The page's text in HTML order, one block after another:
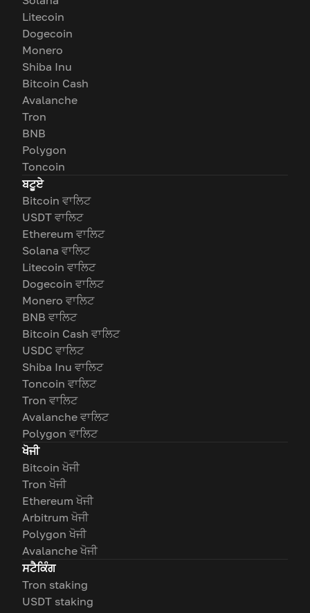
Litecoin
Dogecoin
Monero
Shiba Inu
Bitcoin Cash
Avalanche
Tron
BNB
Polygon
Toncoin
ਬਟੂਏ
Bitcoin ਵਾਲਿਟ
USDT ਵਾਲਿਟ
Ethereum ਵਾਲਿਟ
Solana ਵਾਲਿਟ
Litecoin ਵਾਲਿਟ
Dogecoin ਵਾਲਿਟ
Monero ਵਾਲਿਟ
BNB ਵਾਲਿਟ
Bitcoin Cash ਵਾਲਿਟ
USDC ਵਾਲਿਟ
Shiba Inu ਵਾਲਿਟ
Toncoin ਵਾਲਿਟ
Tron ਵਾਲਿਟ
Avalanche ਵਾਲਿਟ
Polygon ਵਾਲਿਟ
ਖੋਜੀ
Bitcoin ਖੋਜੀ
Tron ਖੋਜੀ
Ethereum ਖੋਜੀ
Arbitrum ਖੋਜੀ
Polygon ਖੋਜੀ
Avalanche ਖੋਜੀ
ਸਟੈਕਿੰਗ
Tron staking
USDT staking